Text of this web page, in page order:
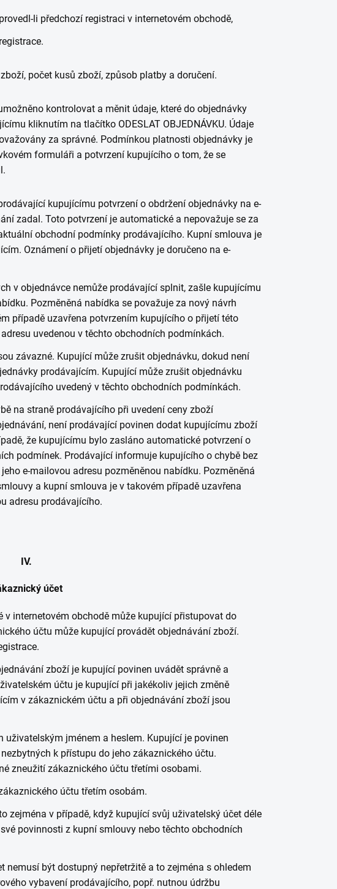
li předchozí registraci v internetovém obchodě,
počet kusů zboží, způsob platby a doručení.
kontrolovat a měnit údaje, které do objednávky
kliknutím na tlačítko ODESLAT OBJEDNÁVKU. Údaje
za správné. Podmínkou platnosti objednávky je
formuláři a potvrzení kupujícího o tom, že se
kupujícímu potvrzení o obdržení objednávky na e-
zadal. Toto potvrzení je automatické a nepovažuje se za
obchodní podmínky prodávajícího. Kupní smlouva je
Oznámení o přijetí objednávky je doručeno na e-
v objednávce nemůže prodávající splnit, zašle kupujícímu
Pozměněná nabídka se považuje za nový návrh
případě uzavřena potvrzením kupujícího o přijetí této
uvedenou v těchto obchodních podmínkách.
závazné. Kupující může zrušit objednávku, dokud není
prodávajícím. Kupující může zrušit objednávku
uvedený v těchto obchodních podmínkách.
na straně prodávajícího při uvedení ceny zboží
není prodávající povinen dodat kupujícímu zboží
že kupujícímu bylo zasláno automatické potvrzení o
podmínek. Prodávající informuje kupujícího o chybě bez
e-mailovou adresu pozměněnou nabídku. Pozměněná
a kupní smlouva je v takovém případě uzavřena
adresu prodávajícího.
IV.
účet
v internetovém obchodě může kupující přistupovat do
účtu může kupující provádět objednávání zboží.
zboží je kupující povinen uvádět správně a
účtu je kupující při jakékoliv jejich změně
v zákaznickém účtu a při objednávání zboží jsou
uživatelským jménem a heslem. Kupující je povinen
k přístupu do jeho zákaznického účtu.
zneužití zákaznického účtu třetími osobami.
účtu třetím osobám.
zejména v případě, když kupující svůj uživatelský účet déle
povinnosti z kupní smlouvy nebo těchto obchodních
nemusí být dostupný nepřetržitě a to zejména s ohledem
vybavení prodávajícího, popř. nutnou údržbu